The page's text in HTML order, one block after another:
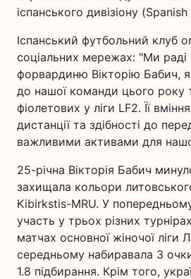
іспанського дивізіону
Іспанський футбольний клуб
соціальних мережах: "Ми раді
форвардиню Вікторію Бабич,
до нашої команди цього року
фіолетових у ліги LF2. Її
дистанції та здібності до
важливими активами для
25-річна Вікторія Бабич
захищала кольори
Kibirkstis-MRU. У
участь у трьох різних
матчах основної жіночої ліги
середньому набиравала 3
1.8 підбирання. Крім того,